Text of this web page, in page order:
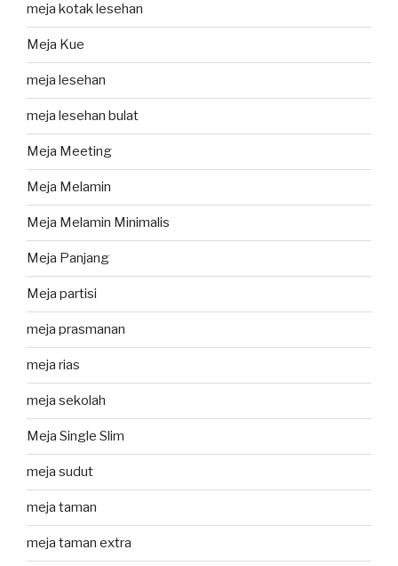
meja kotak lesehan
Meja Kue
meja lesehan
meja lesehan bulat
Meja Meeting
Meja Melamin
Meja Melamin Minimalis
Meja Panjang
Meja partisi
meja prasmanan
meja rias
meja sekolah
Meja Single Slim
meja sudut
meja taman
meja taman extra